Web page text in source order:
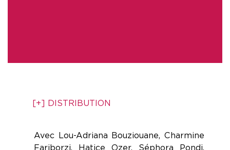
[+] DISTRIBUTION
Avec Lou-Adriana Bouziouane, Charmine
Fariborzi, Hatice Ozer, Séphora Pondi.